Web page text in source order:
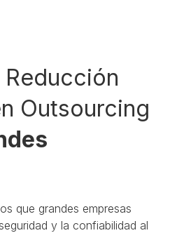
Outsourcing
que grandes empresas
y la confiabilidad al